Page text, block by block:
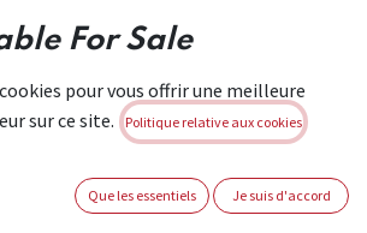
For Sale
pour vous offrir une meilleure
sur ce site.
Politique relative aux cookies
Que les essentiels Je suis d'accord